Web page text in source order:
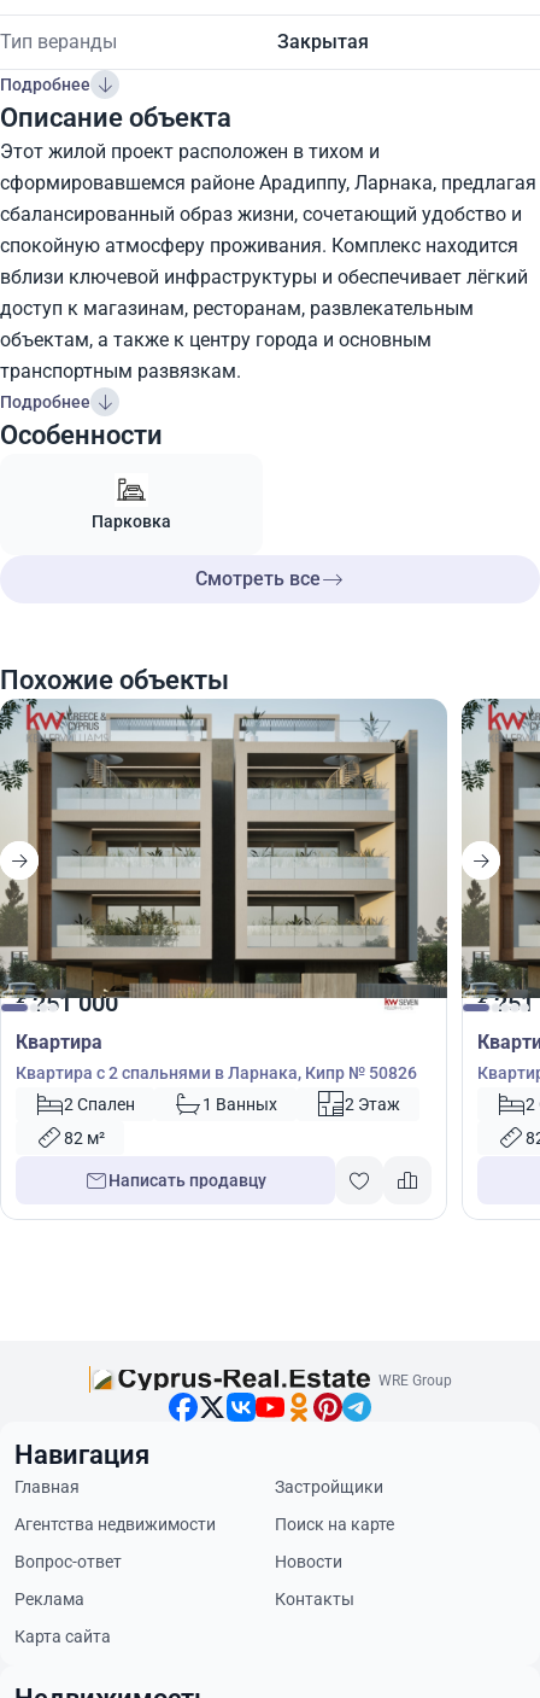
Тип веранды Закрытая
Подробнее
Описание объекта
Этот жилой проект расположен в тихом и
сформировавшемся районе Арадиппу, Ларнака, предлагая
сбалансированный образ жизни, сочетающий удобство и
спокойную атмосферу проживания. Комплекс находится
вблизи ключевой инфраструктуры и обеспечивает лёгкий
доступ к магазинам, ресторанам, развлекательным
объектам, а также к центру города и основным
транспортным развязкам.
Подробнее
Особенности
Парковка
Смотреть все
Похожие объекты
€251 000
Квартира
Квартира с 2 спальнями в Ларнака, Кипр № 50826
2 Спален
1 Ванных
2 Этаж
82 м²
Написать продавцу
€251
2
WRE Group
Навигация
Главная
Застройщики
Агентства недвижимости
Поиск на карте
Вопрос-ответ
Новости
Реклама
Контакты
Карта сайта